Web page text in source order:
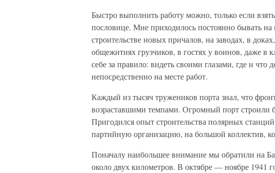
Быстро выполнить работу можно, только если
пословице. Мне приходилось постоянно бывать на
строительстве новых причалов, на заводах, в
общежитиях грузчиков, в гостях у воинов, даже в
себе за правило: видеть своими глазами, где и что
непосредственно на месте работ.
Каждый из тысяч тружеников порта знал, что
возраставшими темпами. Огромный порт строили
Пригодился опыт строительства полярных
партийную организацию, на большой коллектив,
Поначалу наибольшее внимание мы обратили на
около двух километров. В октябре — ноябре 1941